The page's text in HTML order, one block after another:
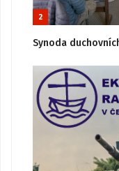
2
Synoda